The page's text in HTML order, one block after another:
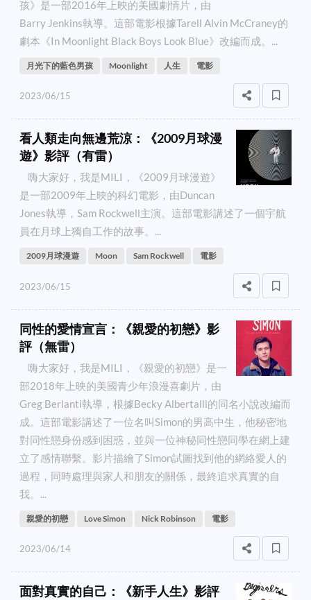
孩》是一部2016年上映的美國劇情片，由
Barry Jenkins執導。這部電影根據Tarell Alvin McCraney的
劇本《In Moonlight Black Boys Look Blue》改編而成。...
月光下的藍色男孩 Moonlight 人生 電影
2023/06/15
看人類走向無邊荒涼：《2009月球漫
遊》影評（有雷）
嗨大家好，我是MILI，《2009月球漫遊》
是一部2009年上映的科幻電影，由Duncan
Jones執導，Sam Rockwell主演。這部電影講述了一個宇航
員在月球上獨自工作的故事。...
2009月球漫遊 Moon Sam Rockwell 電影
2023/06/15
同性的愛情宣言：《親愛的初戀》影
評（無雷）
嗨大家好，我是MILI，《親愛的初戀》是一
部2018年上映的美國青少年浪漫喜劇片，由
Greg Berlanti執導，根據Becky Albertalli的同名小說改編而
成。這部電影講述了一位名叫Simon的男高中生，他秘密地
對同性戀身份感到困惑，並與一位神秘同性戀同學在網上建
立了感情聯繫。影片描繪了Simon試圖找到他的網絡愛人的
過程，同時處理與家人和朋友的關係，最終追求真實的自
我。...
親愛的初戀 Love Simon Nick Robinson 電影
2023/06/14
面對真實的自己：《新手人生》影評